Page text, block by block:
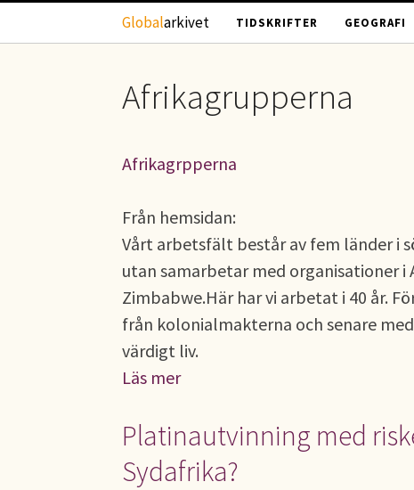
Hoppa till huvudinnehåll
Globalarkivet TIDSKRIFTER GEOGRAFI
Afrikagrupperna
Afrikagrpperna
Från hemsidan:
Vårt arbetsfält består av fem länder i
utan samarbetar med organisationer i
Zimbabwe.Här har vi arbetat i 40 år.
från kolonialmakterna och senare
värdigt liv.
Läs mer
Platinautvinning med
Sydafrika?